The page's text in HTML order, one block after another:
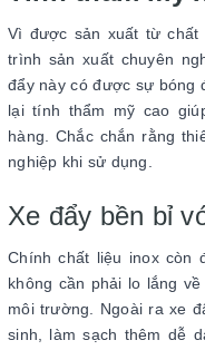
Vì được sản xuất từ chất
trình sản xuất chuyên
đẩy này có được sự bóng
lại tính thẩm mỹ cao
hàng. Chắc chắn rằng
nghiệp khi sử dụng.
Xe đẩy bền bỉ
Chính chất liệu inox còn
không cần phải lo lắng
môi trường. Ngoài ra xe
sinh, làm sạch thêm dễ